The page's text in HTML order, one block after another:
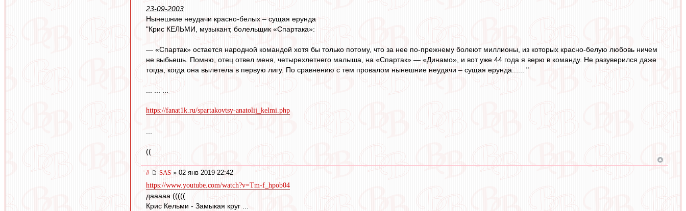
23-09-2003
Нынешние неудачи красно-белых – сущая ерунда
"Крис КЕЛЬМИ, музыкант, болельщик «Спартака»:
— «Спартак» остается народной командой хотя бы только потому, что за нее по-прежнему болеют миллионы, из которых красно-белую любовь ничем
не выбьешь. Помню, отец отвел меня, четырехлетнего малыша, на «Спартак» — «Динамо», и вот уже 44 года я верю в команду. Не разуверился даже
тогда, когда она вылетела в первую лигу. По сравнению с тем провалом нынешние неудачи – сущая ерунда...... "
https://fanat1k.ru/spartakovtsy-anatolij_kelmi.php
((
# SAS » 02 янв 2019 22:42
https://www.youtube.com/watch?v=Tm-f_hpob04
дааааа (((((
Крис Кельми - Замыкая круг ...